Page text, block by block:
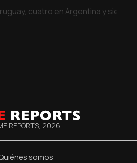
cuatro en Argentina y siete
REPORTS, 2026
somos